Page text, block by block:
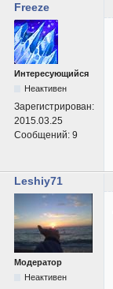
Freeze
Интересующийся
Неактивен
Зарегистрирован:
2015.03.25
Сообщений: 9
Leshiy71
Модератор
Неактивен